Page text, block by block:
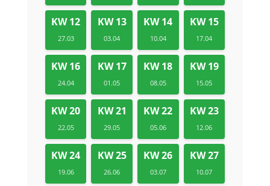
KW 12
27.03
KW 13
03.04
KW 14
10.04
KW 15
17.04
KW 16
24.04
KW 17
01.05
KW 18
08.05
KW 19
15.05
KW 20
22.05
KW 21
29.05
KW 22
05.06
KW 23
12.06
KW 24
19.06
KW 25
26.06
KW 26
03.07
KW 27
10.07